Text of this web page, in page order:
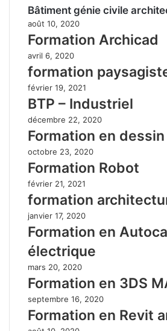
Bâtiment génie civile
août 10, 2020
Formation Archicad
avril 6, 2020
formation
février 19, 2021
BTP – Industriel
décembre 22, 2020
Formation en
octobre 23, 2020
Formation Robot
février 21, 2021
formation
janvier 17, 2020
Formation en
électrique
mars 20, 2020
Formation en 3DS
septembre 16, 2020
Formation en Revit